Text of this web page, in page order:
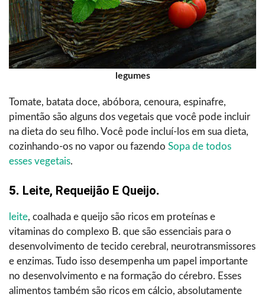
legumes
Tomate, batata doce, abóbora, cenoura, espinafre,
pimentão são alguns dos vegetais que você pode incluir
na dieta do seu filho. Você pode incluí-los em sua dieta,
cozinhando-os no vapor ou fazendo Sopa de todos
esses vegetais.
5. Leite, Requeijão E Queijo.
leite, coalhada e queijo são ricos em proteínas e
vitaminas do complexo B. que são essenciais para o
desenvolvimento de tecido cerebral, neurotransmissores
e enzimas. Tudo isso desempenha um papel importante
no desenvolvimento e na formação do cérebro. Esses
alimentos também são ricos em cálcio, absolutamente